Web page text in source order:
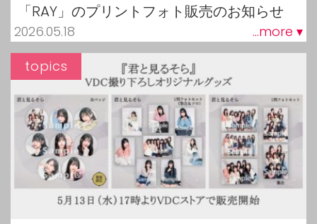
「RAY」のプリントフォト販売のお知らせ
2026.05.18 ...more ▾
topics